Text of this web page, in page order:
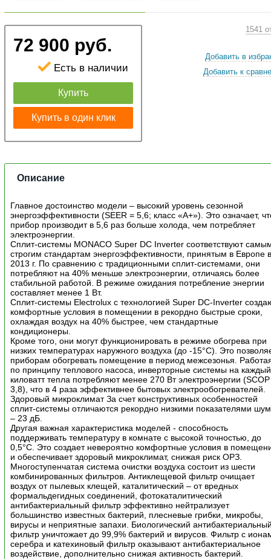
72 900 руб.
Есть в наличии
Купить
Купить в один клик
1541
Добавить в
Добавить к
Описание
Главное достоинство модели – высокий уровень сезонной
энергоэффективности (SEER = 5,6; класс «А+»). Это означает,
прибор производит в 5,6 раз больше холода, чем потребляет
электроэнергии.
Сплит-системы MONACO Super DC Inverter соответствуют
строгим стандартам энергоэффективности, принятым в Европе
2013 г. По сравнению с традиционными сплит-системами, они
потребляют на 40% меньше электроэнергии, отличаясь более
стабильной работой. В режиме ожидания потребление энергии
составляет менее 1 Вт.
Сплит-системы Eleсtrolux с технологией Super DC-Inverter
комфортные условия в помещении в рекордно быстрые сроки,
охлаждая воздух на 40% быстрее, чем стандартные
кондиционеры.
Кроме того, они могут функционировать в режиме обогрева при
низких температурах наружного воздуха (до -15°С). Это
приборам обогревать помещение в период межсезонья.
по принципу теплового насоса, инверторные системы на каждый
киловатт тепла потребляют менее 270 Вт электроэнергии
3,8), что в 4 раза эффективнее бытовых электрообогревателей.
Здоровый микроклимат За счет конструктивных особенностей
сплит-системы отличаются рекордно низкими показателями
– 23 дБ.
Другая важная характеристика моделей - способность
поддерживать температуру в комнате с высокой точностью, до
0,5°С. Это создает невероятно комфортные условия в
и обеспечивает здоровый микроклимат, снижая риск ОРЗ.
Многоступенчатая система очистки воздуха состоит из шести
комбинированных фильтров. Антиклещевой фильтр очищает
воздух от пылевых клещей, каталитический – от вредных
формальдегидных соединений, фотокаталитический
антибактериальный фильтр эффективно нейтрализует
большинство известных бактерий, плесневые грибки, микробы,
вирусы и неприятные запахи. Биологический
фильтр уничтожает до 99,9% бактерий и вирусов. Фильтр с
серебра и катехиновый фильтр оказывают антибактериальное
воздействие, дополнительно снижая активность бактерий.